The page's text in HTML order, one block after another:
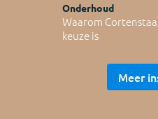
Onderhoud
Waarom
keuze is
Meer